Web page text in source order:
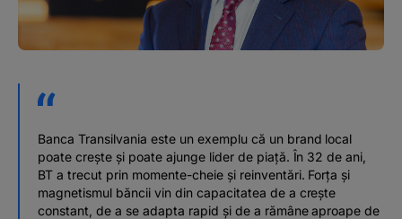
Banca Transilvania este un exemplu că un brand local
poate crește și poate ajunge lider de piață. În 32 de ani,
BT a trecut prin momente-cheie și reinventări. Forța și
magnetismul băncii vin din capacitatea de a crește
constant, de a se adapta rapid și de a rămâne aproape de